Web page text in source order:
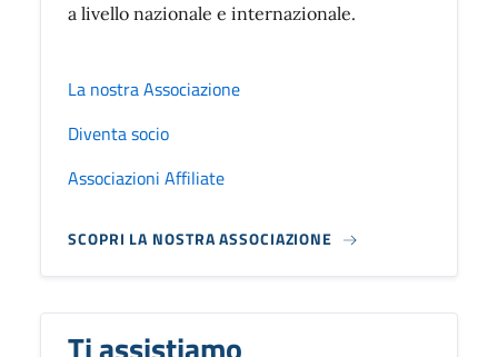
a livello nazionale e internazionale.
La nostra Associazione
Diventa socio
Associazioni Affiliate
SCOPRI LA NOSTRA ASSOCIAZIONE